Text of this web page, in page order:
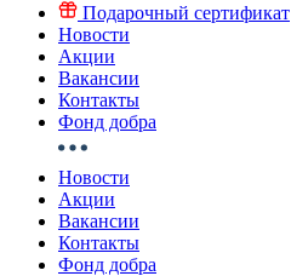
Подарочный сертификат
Новости
Акции
Вакансии
Контакты
Фонд добра
Новости
Акции
Вакансии
Контакты
Фонд добра